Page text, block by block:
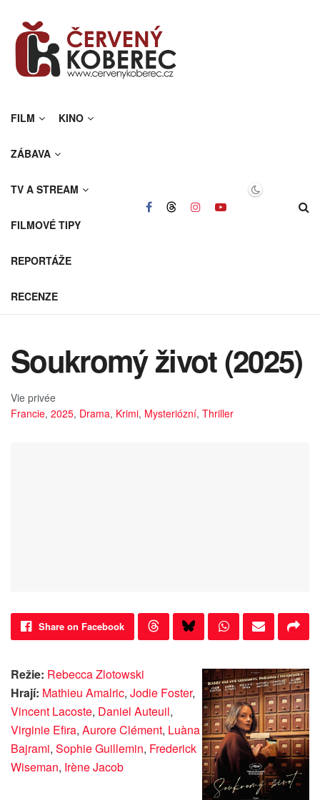
FILM KINO
ZÁBAVA
TV A STREAM
FILMOVÉ TIPY
REPORTÁŽE
RECENZE
Soukromý život (2025)
Vie privée
Francie, 2025, Drama, Krimi, Mysteriózní, Thriller
Share on Facebook
Režie: Rebecca Zlotowski
Hrají: Mathieu Amalric, Jodie Foster,
Vincent Lacoste, Daniel Auteuil,
Virginie Efira, Aurore Clément, Luàna
Bajrami, Sophie Guillemin, Frederick
Wiseman, Irène Jacob